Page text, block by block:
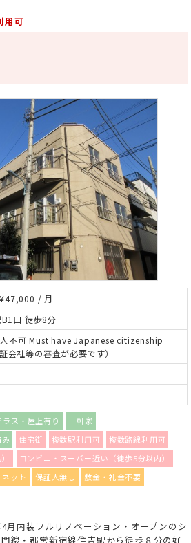
用可
/ 月
口 徒歩8分
不可 Must have Japanese citizenship
会社等の審査が必要です）
ラス・屋上有り
一軒家
住宅街 複数駅利用可
複数路線利用可
コンビニ・スーパー近い（徒歩5分以内）
ット 保証人無し
敷金・礼金不要
月内装フルリノベーション・オープンのシ
線・都営新宿線住吉駅から徒歩８分の好